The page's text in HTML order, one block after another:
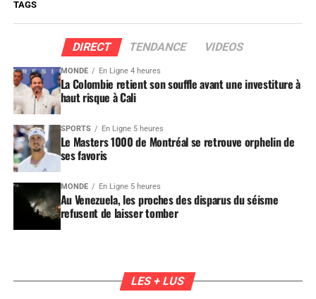
TAGS
DIRECT TENDANCE VIDEOS
MONDE En Ligne 4 heures
La Colombie retient son souffle avant une investiture à
haut risque à Cali
SPORTS En Ligne 5 heures
Le Masters 1000 de Montréal se retrouve orphelin de
ses favoris
MONDE En Ligne 5 heures
Au Venezuela, les proches des disparus du séisme
refusent de laisser tomber
LES + LUS